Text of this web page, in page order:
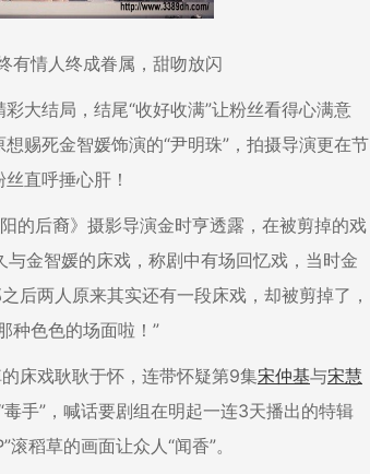
有情人终成眷属，甜吻放闪
大结局，结尾“收好收满”让粉丝看得心满意
赐死金智媛饰演的“尹明珠”，拍摄导演更在节
直呼捶心肝！
的后裔》摄影导演金时亨透露，在被剪掉的戏
与金智媛的床戏，称剧中有场回忆戏，当时金
后两人原来其实还有一段床戏，却被剪掉了，
种色色的场面啦！”
床戏耿耿于怀，连带怀疑第9集宋仲基与宋慧
毒手”，喊话要剧组在明起一连3天播出的特辑
稻草的画面让众人“闻香”。